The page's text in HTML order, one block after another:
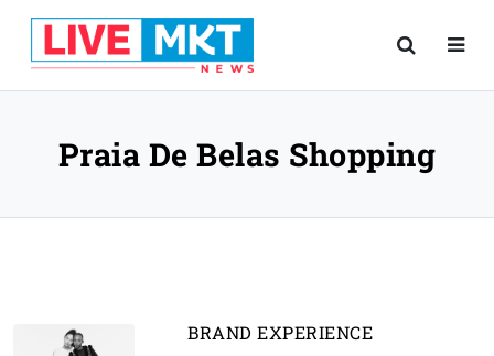
Praia De Belas Shopping
BRAND EXPERIENCE